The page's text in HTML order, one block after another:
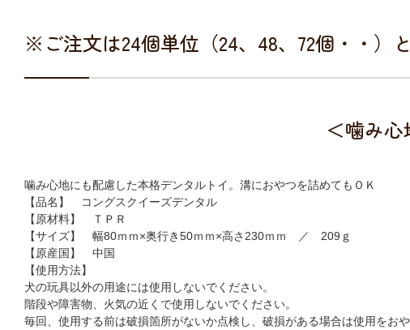
※ご注文は24個単位（24、48、72個・・）
＜噛み
噛み心地にも配慮した本格デンタルトイ。溝におやつを詰めてもＯＫ
【品名】 コングスクイーズデンタル
【原材料】 ＴＰＲ
【サイズ】 幅80ｍｍ×奥行き50ｍｍ×高さ230ｍｍ ／ 209ｇ
【原産国】 中国
【使用方法】
犬の玩具以外の用途には使用しないでください。
階段や障害物、火気の近くで使用しないでください。
毎回、使用する前は破損箇所がないか点検し、破損がある場合は使用をおや